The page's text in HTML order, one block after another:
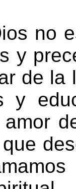
no
y
de la
y